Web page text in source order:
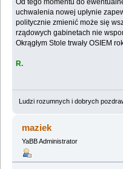
Od tego momentu do
uchwalenia nowej upłynie
politycznie zmienić może się
rządowych gabinetach nie
Okrągłym Stole trwały OSIEM
R.
Ludzi rozumnych i dobrych
maziek
YaBB Administrator